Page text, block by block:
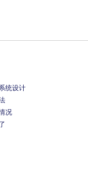
统设计
况